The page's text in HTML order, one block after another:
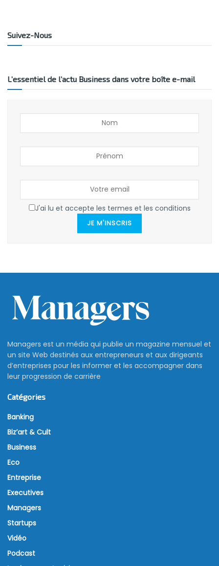
Suivez-Nous
L’essentiel de l’actu Business dans votre boîte e-mail
J'ai lu et accepte les termes et les conditions
JE M'INSCRIS
Managers est un média qui publie un magazine mensuel et
un site Web destinés aux entrepreneurs et aux dirigeants
d’entreprises pour les informer et les accompagner dans
leur progression de carrière
Catégories
Banking
Biz’art & Cult
Business
Eco
Entreprise
Executives
Managers
Startups
Vidéo
Podcast